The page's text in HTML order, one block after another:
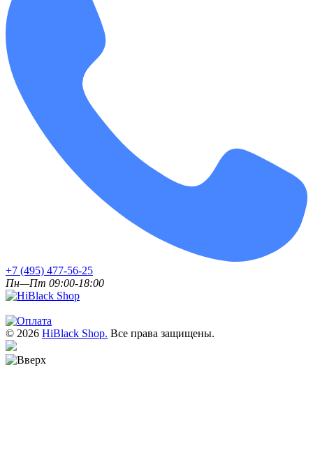
+7 (495) 477-56-25
Пн—Пт 09:00-18:00
© 2026 HiBlack Shop. Все права защищены.